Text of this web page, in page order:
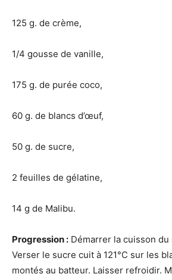
125 g. de crème,
1/4 gousse de vanille,
175 g. de purée coco,
60 g. de blancs d’œuf,
50 g. de sucre,
2 feuilles de gélatine,
14 g de Malibu.
Progression : Démarrer la cuisson du
Verser le sucre cuit à 121°C sur les
montés au batteur. Laisser refroidir.